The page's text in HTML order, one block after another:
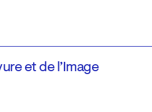
et de l’Image